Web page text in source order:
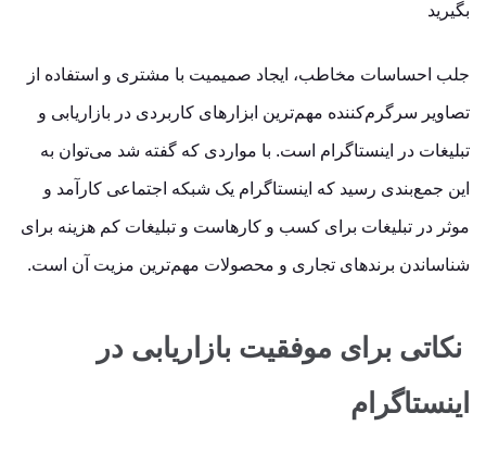
بگیرید
جلب احساسات مخاطب، ایجاد صمیمیت با مشتری و استفاده از
تصاویر سرگرم‌کننده مهم‌ترین ابزارهای کاربردی در بازاریابی و
تبلیغات در اینستاگرام است. با مواردی که گفته شد می‌توان به
این جمع‌بندی رسید که اینستاگرام یک شبکه اجتماعی کارآمد و
موثر در تبلیغات برای کسب و کارهاست و تبلیغات کم ‌هزینه برای
شناساندن برندهای تجاری و محصولات مهم‌ترین مزیت آن است.
نکاتی برای موفقیت بازاریابی در
اینستاگرام